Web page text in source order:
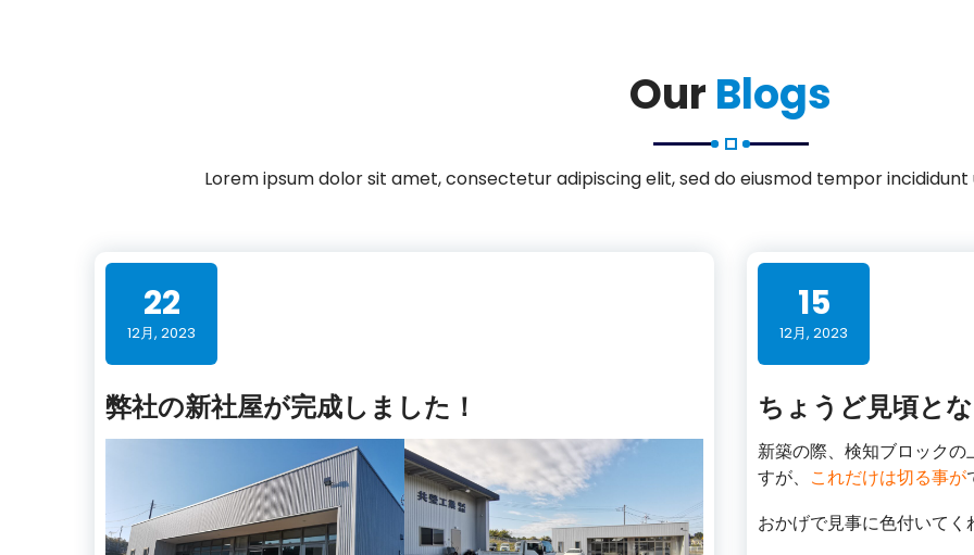
Our Blogs
Lorem ipsum dolor sit amet, consectetur adipiscing elit, sed do eiusmod tempor
22
12月, 2023
弊社の新社屋が完成しました！
15
12月, 2023
ちょうど見頃と
新築の際、検知ブロック
すが、 これだけは切る事が
おかげで見事に色付いてく